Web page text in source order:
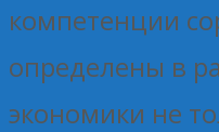
компетенции
определены в
экономики не